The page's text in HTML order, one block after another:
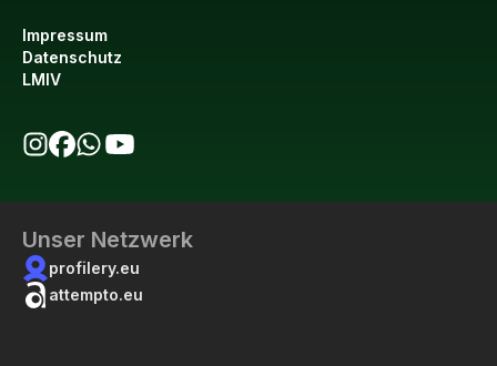
Impressum
Datenschutz
LMIV
Unser Netzwerk
profilery.eu
attempto.eu